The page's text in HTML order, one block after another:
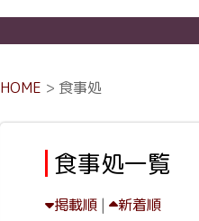
HOME > 食事処
食事処一覧
掲載順 | 新着順